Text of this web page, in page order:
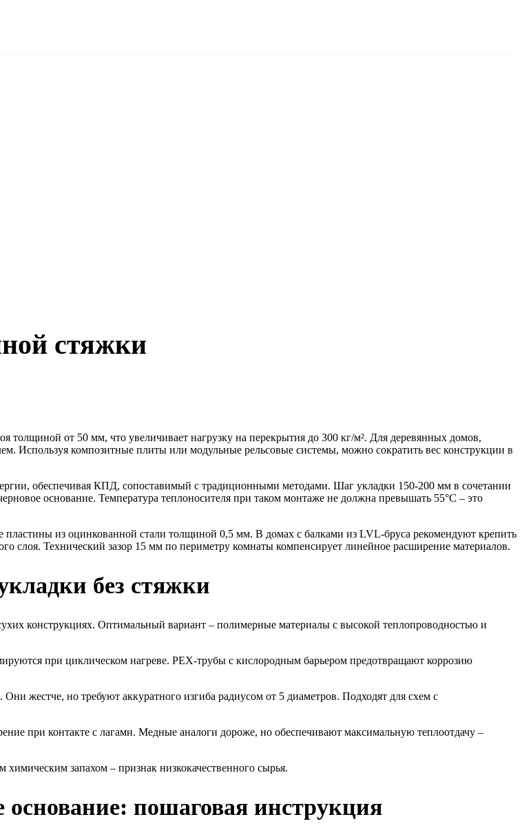
стяжки
толщиной от 50 мм, что увеличивает нагрузку на перекрытия до 300 кг/м². Для деревянных домов,
Используя композитные плиты или модульные рельсовые системы, можно сократить вес конструкции в
обеспечивая КПД, сопоставимый с традиционными методами. Шаг укладки 150-200 мм в сочетании
основание. Температура теплоносителя при таком монтаже не должна превышать 55°C – это
из оцинкованной стали толщиной 0,5 мм. В домах с балками из LVL-бруса рекомендуют крепить
слоя. Технический зазор 15 мм по периметру комнаты компенсирует линейное расширение материалов.
без стяжки
конструкциях. Оптимальный вариант – полимерные материалы с высокой теплопроводностью и
при циклическом нагреве. PEX-трубы с кислородным барьером предотвращают коррозию
жестче, но требуют аккуратного изгиба радиусом от 5 диаметров. Подходят для схем с
при контакте с лагами. Медные аналоги дороже, но обеспечивают максимальную теплоотдачу –
запахом – признак низкокачественного сырья.
пошаговая инструкция